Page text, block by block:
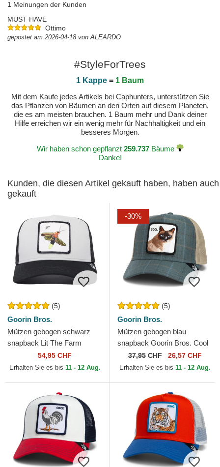
1 Meinungen der Kunden
MUST HAVE
Ottimo
gepostet am 2026-04-18 von ALEARDO
#StyleForTrees
1 Kappe = 1 Baum
Mit dem Kaufe jedes Artikels bei Caphunters, unterstützen Sie
das Pflanzen von Bäumen an den Orten auf diesem Planeten,
die es am meisten brauchen. 1 Baum mehr und Dank deiner
Hilfe erreichen wir ein wenig mehr für Nachhaltigkeit und ein
besseres Morgen.
Wir haben schon gepflanzt 259.737Bäume
Danke!
Kunden, die diesen Artikel gekauft haben, haben auch
gekauft
(5)
Goorin Bros.
Mützen gebogen schwarz
snapback Lit The Farm
Premium The Farm Goorin
Bros.
54,95 CHF
Erhalten Sie es bis 11 - 12 Aug.
-30%
(5)
Goorin Bros.
Mützen gebogen blau
snapback Goorin Bros. Cool
Cat Luxury Moon The Farm
Blue Hat The Farm Goorin...
37,95 CHF 26,57 CHF
Erhalten Sie es bis 11 - 12 Aug.